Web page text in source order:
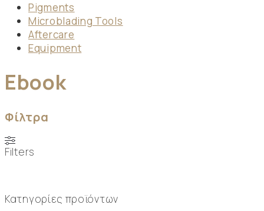
Pigments
Microblading Tools
Aftercare
Equipment
Ebook
Φίλτρα
Filters
Κατηγορίες προϊόντων